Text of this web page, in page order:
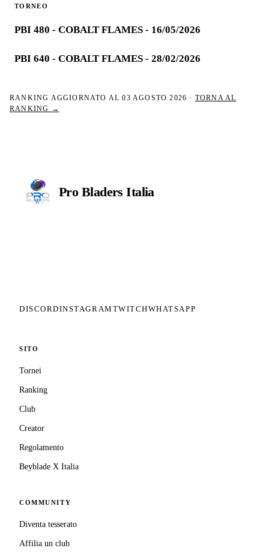
TORNEO
PBI 480 - COBALT FLAMES - 16/05/2026
PBI 640 - COBALT FLAMES - 28/02/2026
RANKING AGGIORNATO AL03 AGOSTO 2026 · TORNA AL
RANKING →
Pro BladersItalia
DISCORDINSTAGRAM TWITCHWHATSAPP
SITO
Tornei
Ranking
Club
Creator
Regolamento
Beyblade X Italia
COMMUNITY
Diventa tesserato
Affilia un club